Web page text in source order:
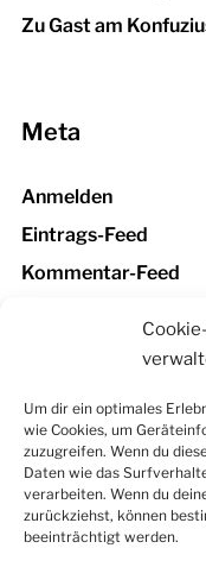
Um dir ein optimales
wie Cookies, um
zuzugreifen. Wenn du
Daten wie das
verarbeiten. Wenn du
zurückziehst, können
beeinträchtigt werden.
Zu Gast am
Meta
Anmelden
Eintrags-Feed
Kommentar-Feed
Facebook